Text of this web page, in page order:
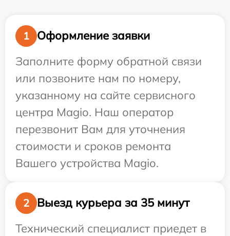
1
Оформление заявки
Заполните форму обратной связи
или позвоните нам по номеру,
указанному на сайте сервисного
центра Magio. Наш оператор
перезвонит Вам для уточнения
стоимости и сроков ремонта
Вашего устройства Magio.
2
Выезд курьера за 35 минут
Технический специалист приедет в